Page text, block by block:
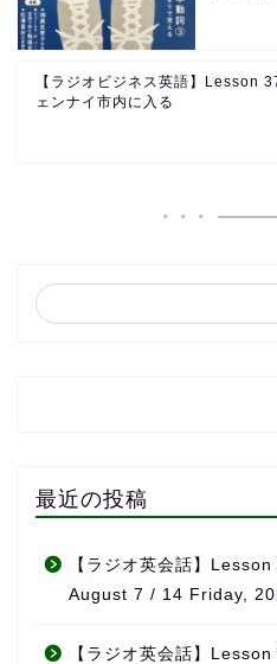
【ラジオビジネス英語】Lesson
ェンナイ市内に入る
最近の投稿
【ラジオ英会話】
August 7 / 14 Friday,
【ラジオ英会話】